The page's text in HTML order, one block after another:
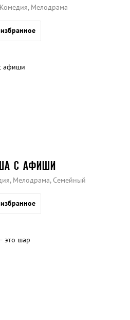
Мелодрама
С АФИШИ
Мелодрама, Семейный